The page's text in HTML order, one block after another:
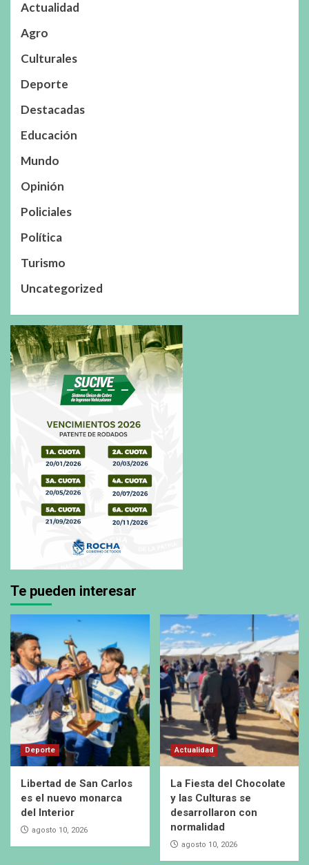
Actualidad
Agro
Culturales
Deporte
Destacadas
Educación
Mundo
Opinión
Policiales
Política
Turismo
Uncategorized
Te pueden interesar
Deporte
Libertad de San Carlos
es el nuevo monarca
del Interior
agosto 10, 2026
Actualidad
La Fiesta del Chocolate
y las Culturas se
desarrollaron con
normalidad
agosto 10, 2026